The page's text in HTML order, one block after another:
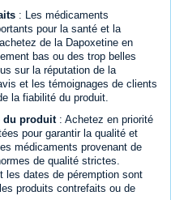
: Les médicaments
pour la santé et la
de la Dapoxetine en
bas ou des trop belles
sur la réputation de la
et les témoignages de clients
la fiabilité du produit.
du produit: Achetez en priorité
pour garantir la qualité et
médicaments provenant de
de qualité strictes.
les dates de péremption sont
produits contrefaits ou de